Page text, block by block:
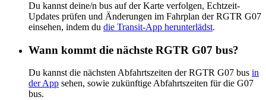
Du kannst deine/n bus auf der Karte verfolgen, Echtzeit-
Updates prüfen und Änderungen im Fahrplan der RGTR G07
einsehen, indem du die Transit-App herunterlädst.
Wann kommt die nächste RGTR G07 bus?
Du kannst die nächsten Abfahrtszeiten der RGTR G07 bus in
der App sehen, sowie zukünftige Abfahrtszeiten für die G07
bus.